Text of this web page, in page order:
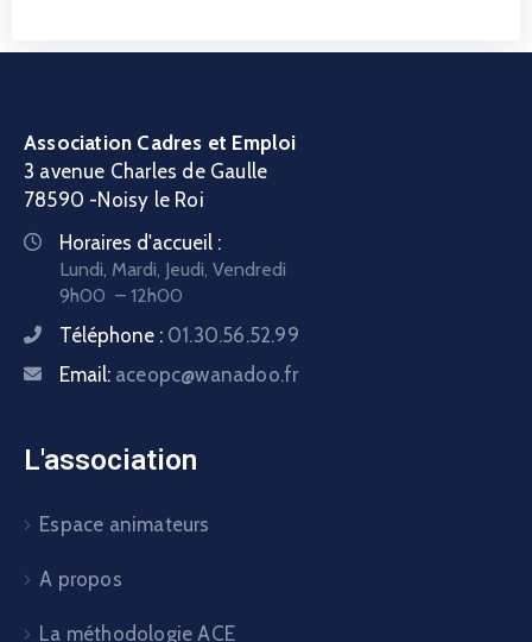
Association Cadres et Emploi
3 avenue Charles de Gaulle
78590 -Noisy le Roi
Horaires d'accueil :
Lundi, Mardi, Jeudi, Vendredi
9h00 – 12h00
Téléphone : 01.30.56.52.99
Email: aceopc@wanadoo.fr
L'association
Espace animateurs
A propos
La méthodologie ACE